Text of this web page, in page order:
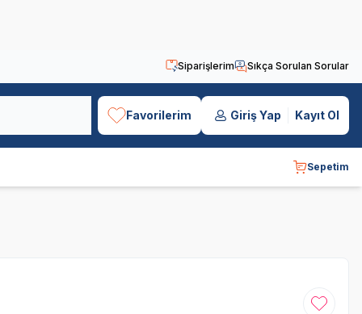
Siparişlerim Sıkça Sorulan Sorular
Favorilerim Giriş Yap Kayıt Ol
Sepetim
Favoriye